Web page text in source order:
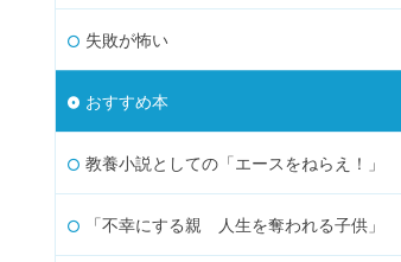
失敗が怖い
おすすめ本
教養小説としての「エースをねらえ！」
「不幸にする親 人生を奪われる子供」